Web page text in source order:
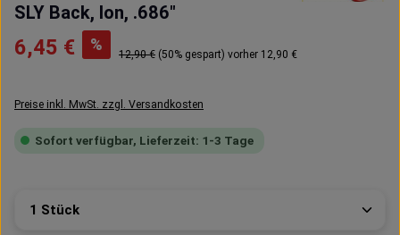
SLY Back, Ion, .686"
Verkaufspreis:
6,45 € % Regulärer Preis:
12,90 € (50% gespart) vorher 12,90 €
Preise inkl. MwSt. zzgl. Versandkosten
Sofort verfügbar, Lieferzeit: 1-3 Tage
Produkt Anzahl: Gib den gewünschten Wert ein